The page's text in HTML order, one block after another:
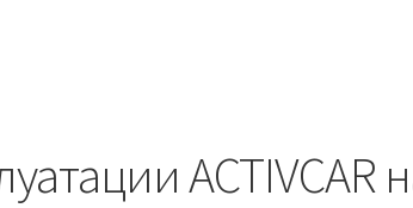
ACTIVCAR